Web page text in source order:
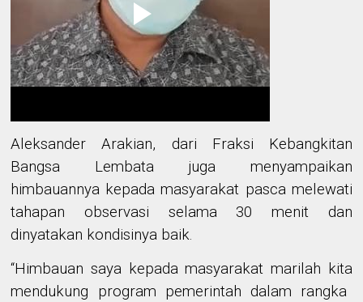
Aleksander Arakian, dari Fraksi Kebangkitan
Bangsa Lembatajuga menyampaikan
himbauannya kepada masyarakat pasca melewati
tahapan observasi selama 30 menit dan
dinyatakan kondisinya baik.
“Himbauan saya kepada masyarakat marilah kita
mendukung program pemerintah dalam rangka